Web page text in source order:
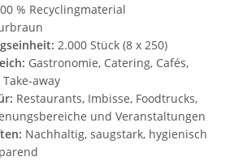
% Recyclingmaterial
2.000 Stück (8 x 250)
Gastronomie, Catering, Cafés,
away
Restaurants, Imbisse, Foodtrucks,
und Veranstaltungen
Nachhaltig, saugstark, hygienisch